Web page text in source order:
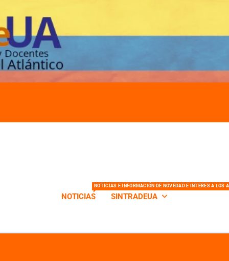
NOTICIAS
NOTICIAS E INFORMACIÓN DE NOVEDAD E INTERES A LOS
SINTRADEUA